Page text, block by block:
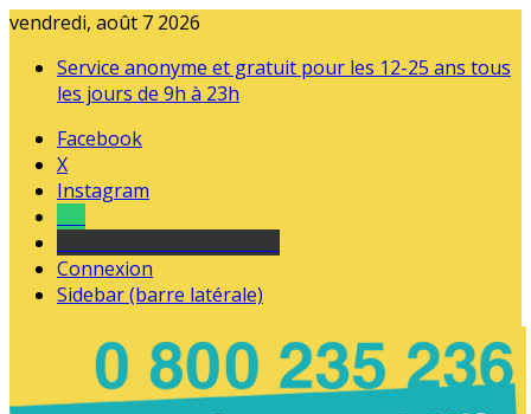
vendredi, août 7 2026
Service anonyme et gratuit pour les 12-25 ans tous
les jours de 9h à 23h
Facebook
X
Instagram
Connexion
Sidebar (barre latérale)